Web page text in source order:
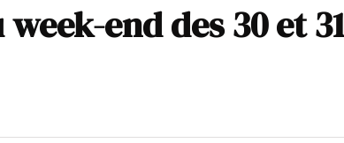
end des 30 et 31